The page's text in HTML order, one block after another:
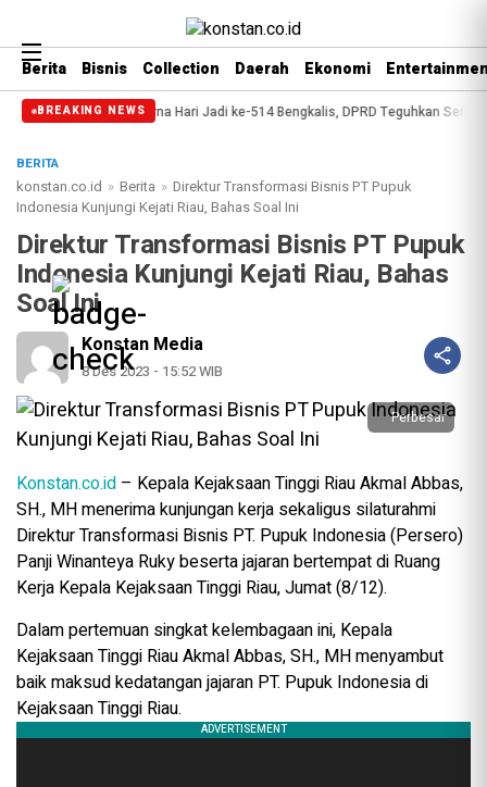
Berita Bisnis Collection Daerah Ekonomi
BREAKING NEWS
Paripurna Hari Jadi ke-514 Bengkalis, DPRD Teguhkan Semangat
BERITA
konstan.co.id » Berita » Direktur Transformasi Bisnis PT Pupuk
Indonesia Kunjungi Kejati Riau, Bahas Soal Ini
Direktur Transformasi Bisnis PT Pupuk
Indonesia Kunjungi Kejati Riau, Bahas
Soal Ini
Konstan Media
8 Des 2023 - 15:52 WIB
Perbesar
Konstan.co.id – Kepala Kejaksaan Tinggi Riau Akmal Abbas,
SH., MH menerima kunjungan kerja sekaligus silaturahmi
Direktur Transformasi Bisnis PT. Pupuk Indonesia (Persero)
Panji Winanteya Ruky beserta jajaran bertempat di Ruang
Kerja Kepala Kejaksaan Tinggi Riau, Jumat (8/12).
Dalam pertemuan singkat kelembagaan ini, Kepala
Kejaksaan Tinggi Riau Akmal Abbas, SH., MH menyambut
baik maksud kedatangan jajaran PT. Pupuk Indonesia di
Kejaksaan Tinggi Riau.